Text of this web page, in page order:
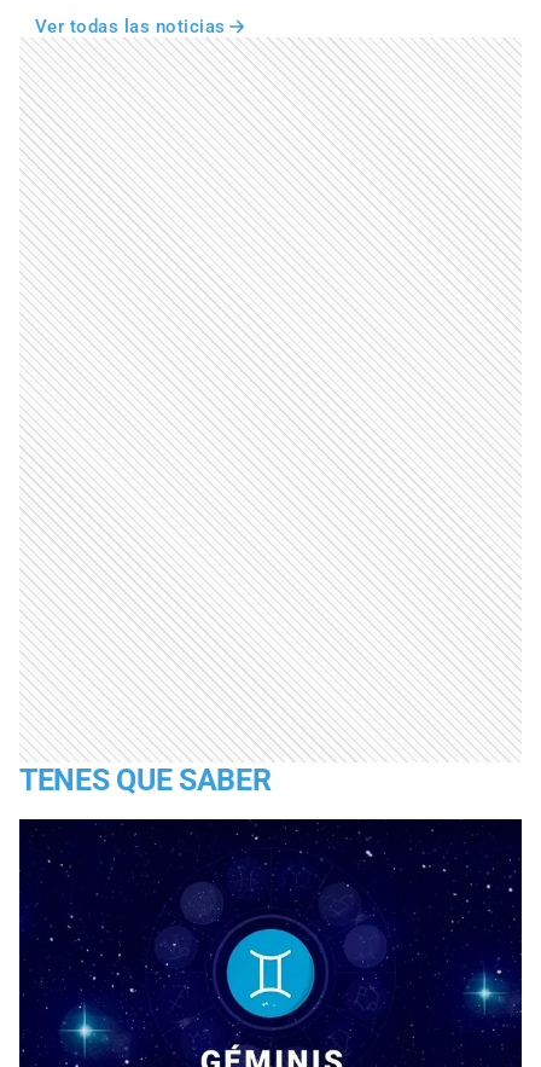
Ver todas las noticias
TENES QUE SABER